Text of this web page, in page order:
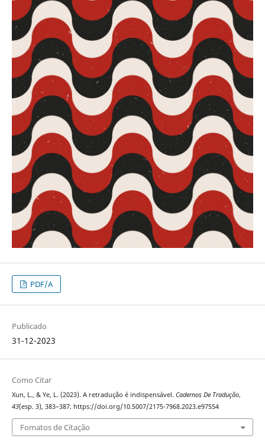
PDF/A
Publicado
31-12-2023
Como Citar
Xun, L., & Ye, L. (2023). A retradução é indispensável. Cadernos De Tradução,
43(esp. 3), 383–387. https://doi.org/10.5007/2175-7968.2023.e97554
Fomatos de Citação